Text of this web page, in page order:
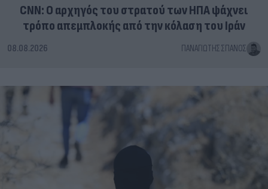
CNN: Ο αρχηγός του στρατού των ΗΠΑ ψάχνει
τρόπο απεμπλοκής από την κόλαση του Ιράν
08.08.2026 ΠΑΝΑΓΙΏΤΗΣ ΣΠΑΝΌΣ